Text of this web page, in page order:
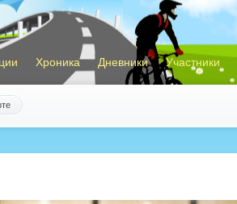
Хроника Дневники Участники